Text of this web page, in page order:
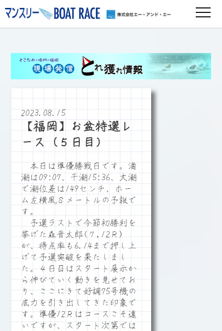
2023.08.15
【福岡】お盆特選レ
ース（５日目）
本日は準優勝戦日です。満
潮は09:07、干潮15:36、大潮
で潮位差は149センチ、ホー
ム左横風８メートルの予報で
す。
予選ラストで今節初勝利を
挙げた森晋太郎(７,12Ｒ)
が、得点率も6.14まで押し上
げて予選突破を果たしまし
た。４日目はスタート展示か
ら伸びていく動きを見せてお
り、ここにきて好調75号機の
底力を引き出してきた印象で
す。準優12Ｒはコースこそ遠
いですが、スタート次第では